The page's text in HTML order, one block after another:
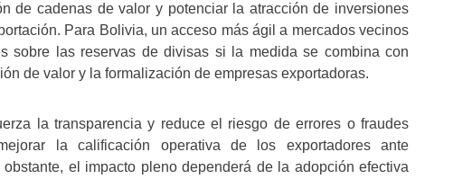
de cadenas de valor y potenciar la atracción de inversiones
Para Bolivia, un acceso más ágil a mercados vecinos
sobre las reservas de divisas si la medida se combina con
de valor y la formalización de empresas exportadoras.
la transparencia y reduce el riesgo de errores o fraudes
la calificación operativa de los exportadores ante
el impacto pleno dependerá de la adopción efectiva